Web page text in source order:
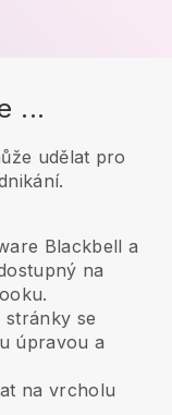
...
udělat pro
Blackbell a
na
se
úpravou a
na vrcholu